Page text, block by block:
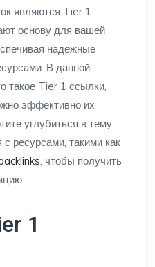
являются Tier 1
основу для вашей
надежные
В данной
такое Tier 1 ссылки,
эффективно их
углубиться в тему,
с ресурсами, такими как
, чтобы получить
1